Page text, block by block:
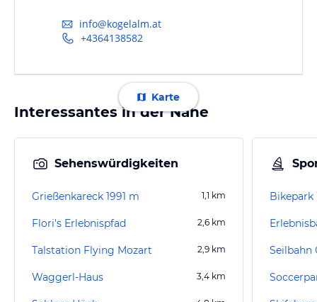
info@kogelalm.at
+4364138582
Karte
Interessantes in der Nähe
Sehenswürdigkeiten
Grießenkareck 1991 m 1,1 km
Flori's Erlebnispfad 2,6 km
Talstation Flying Mozart 2,9 km
Waggerl-Haus 3,4 km
Bikepark
Seilbahn